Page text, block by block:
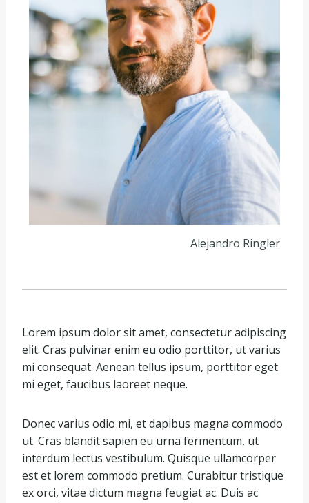
Alejandro Ringler
Lorem ipsum dolor sit amet, consectetur adipiscing
elit. Cras pulvinar enim eu odio porttitor, ut varius
mi consequat. Aenean tellus ipsum, porttitor eget
mi eget, faucibus laoreet neque.
Donec varius odio mi, et dapibus magna commodo
ut. Cras blandit sapien eu urna fermentum, ut
interdum lectus vestibulum. Quisque ullamcorper
est et lorem commodo pretium. Curabitur tristique
ex orci, vitae dictum magna feugiat ac. Duis ac